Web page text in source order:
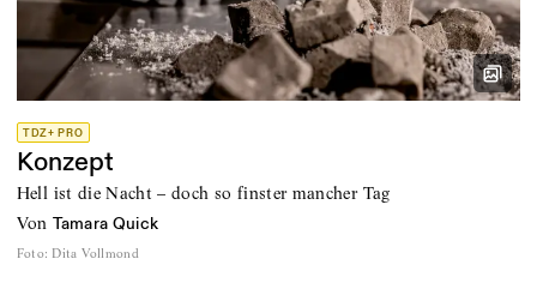
TDZ+ PRO
Konzept
Hell ist die Nacht – doch so finster mancher Tag
von Tamara Quick
Foto: Dita Vollmond